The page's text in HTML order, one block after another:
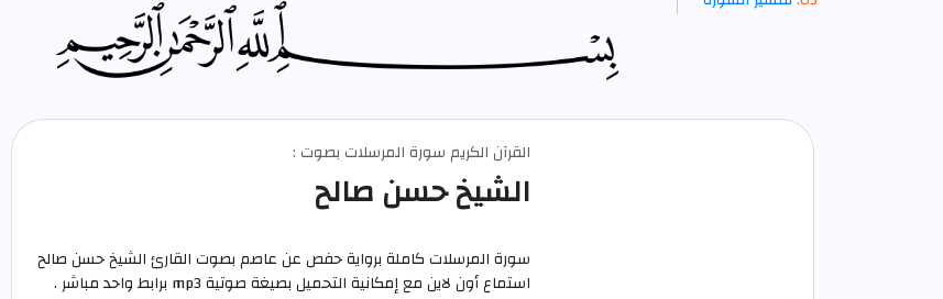
القرآن الكريم سورة المرسلات بصوت :
الشيخ حسن صالح
سورة المرسلات كاملة برواية حفص عن عاصم بصوت القارئ الشيخ حسن صالح
استماع أون لاين مع إمكانية التحميل بصيغة صوتية mp3 برابط واحد مباشر .